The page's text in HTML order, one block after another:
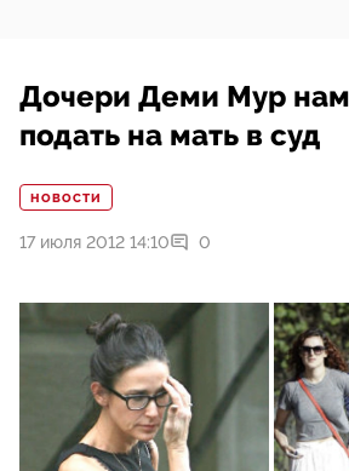
Дочери Деми Мур
подать на мать в суд
НОВОСТИ
17 июля 2012 14:10 0